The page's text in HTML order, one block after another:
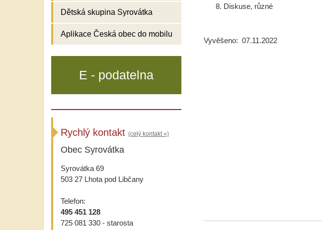
Dětská skupina Syrovátka
Aplikace Česká obec do mobilu
Diskuse, různé
Vyvěšeno: 07.11.2022
E - podatelna
Rychlý kontakt (celý kontakt »)
Obec Syrovátka
Syrovátka 69
503 27 Lhota pod Libčany
Telefon:
495 451 128
725 081 330 - starosta